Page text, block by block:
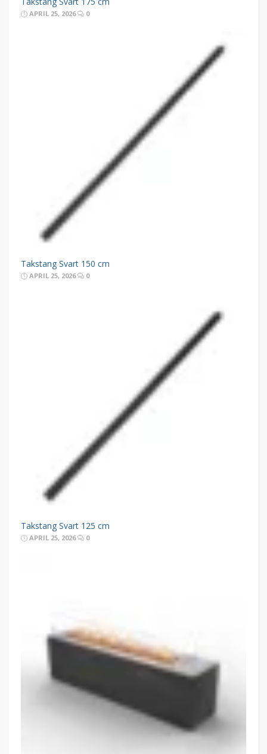
APRIL 25, 2026 0
Takstang Svart 150 cm
APRIL 25, 2026 0
Takstang Svart 125 cm
APRIL 25, 2026 0